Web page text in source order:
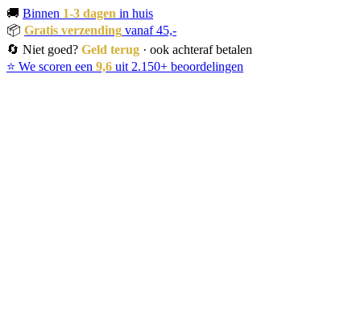
🚚 Binnen 1-3 dagen in huis
📦 Gratis verzending vanaf 45,-
🔄 Niet goed? Geld terug · ook achteraf betalen
⭐ We scoren een 9,6 uit 2.150+ beoordelingen